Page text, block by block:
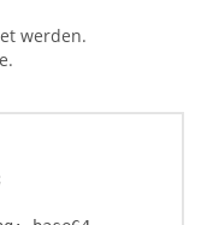
werden.